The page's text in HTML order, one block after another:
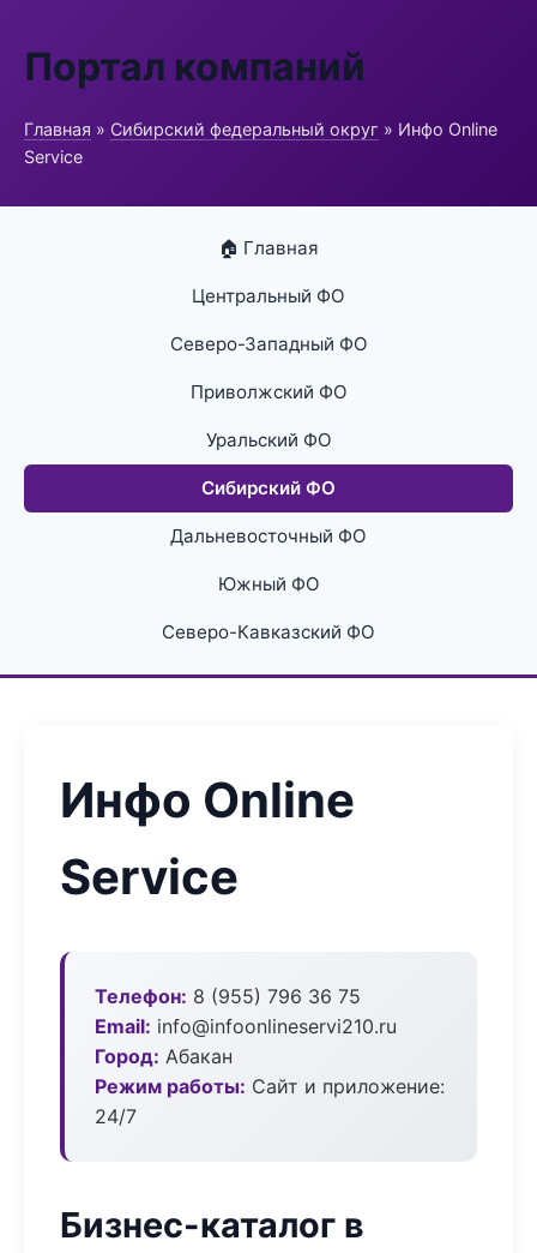
Портал компаний
Главная » Сибирский федеральный округ » Инфо Online
Service
🏠 Главная
Центральный ФО
Северо-Западный ФО
Приволжский ФО
Уральский ФО
Сибирский ФО
Дальневосточный ФО
Южный ФО
Северо-Кавказский ФО
Инфо Online
Service
Телефон: 8 (955) 796 36 75
Email: info@infoonlineservi210.ru
Город: Абакан
Режим работы: Сайт и приложение:
24/7
Бизнес-каталог в